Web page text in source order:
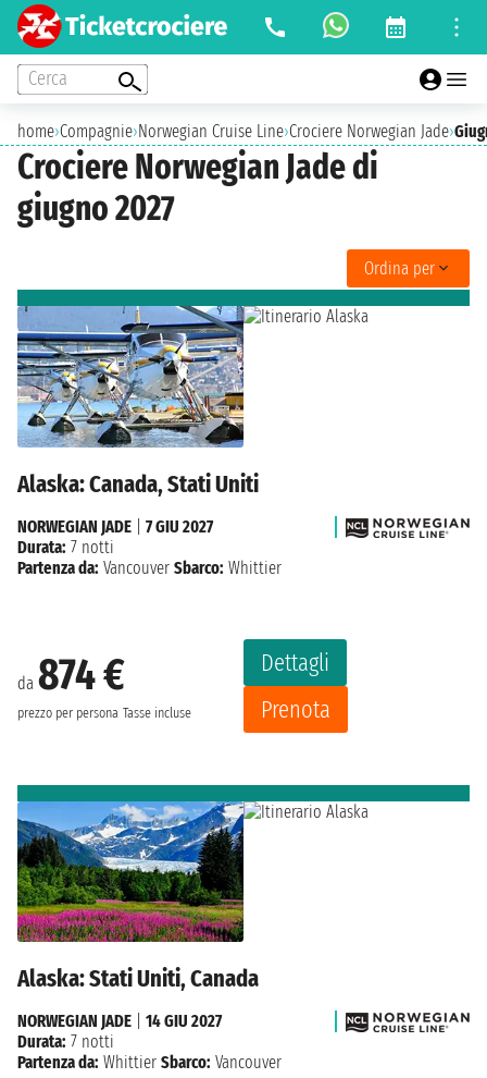
Cerca
home›Compagnie›Norwegian Cruise Line›Crociere Norwegian Jade›
Crociere Norwegian Jade di
giugno 2027
Ordina per
Alaska: Canada, Stati Uniti
da 874 €
prezzo per persona Tasse incluse
Dettagli
Prenota
NORWEGIAN JADE
7 GIU 2027
Durata: 7 notti
Partenza da: Vancouver Sbarco: Whittier
Alaska: Stati Uniti, Canada
NORWEGIAN JADE
14 GIU 2027
Durata: 7 notti
Partenza da: Whittier Sbarco: Vancouver